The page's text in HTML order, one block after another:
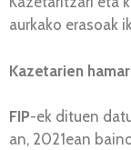
aurkako erasoak
Kazetarien
FIP-ek dituen
an, 2021ean